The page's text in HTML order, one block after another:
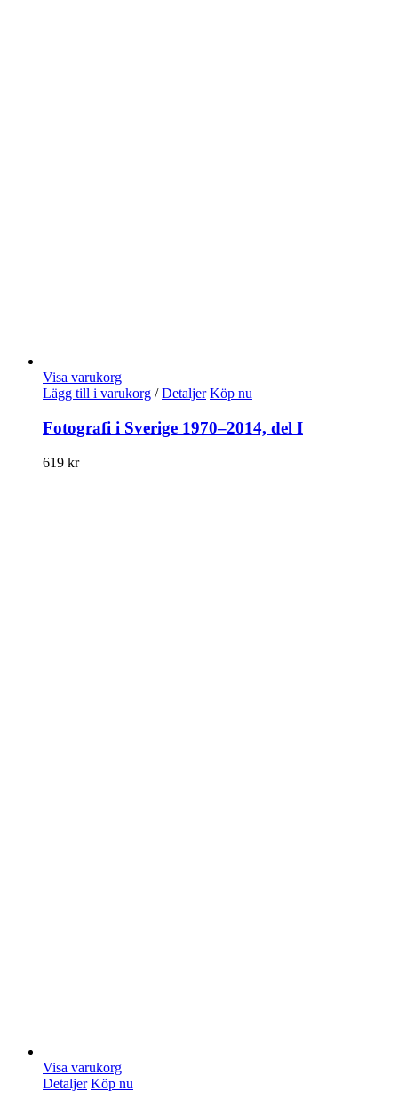
Visa varukorg
Lägg till i varukorg / Detaljer Köp nu
Fotografi i Sverige 1970–2014, del I
619 kr
Visa varukorg
Detaljer Köp nu